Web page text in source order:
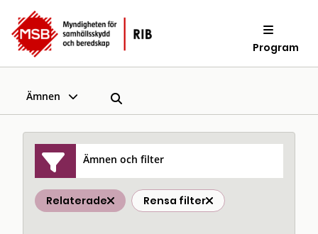
Program
Ämnen
Ämnen och filter
Relaterade Rensa filter